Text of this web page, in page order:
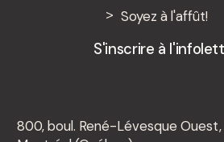
Soyez à l'affût!
S'inscrire à
800, boul. René-Lévesque